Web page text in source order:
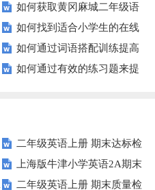
解能力？这些技巧你一定要知
道！
如何获取黄冈麻城二年级语
文试卷？这里有你需要的答案！
如何找到适合小学生的在线
拼音练习题？
如何通过词语搭配训练提高
你的写作水平？
如何通过有效的练习题来提
二年级英语上册 期末达标检
测卷 (1)（人教版一起点）
上海版牛津小学英语2A期末
试题二年级英语上册 期末质量检